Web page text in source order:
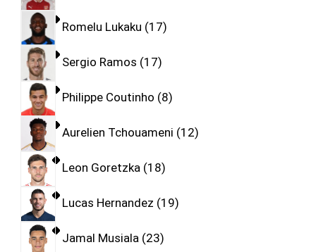
Romelu Lukaku 17
Sergio Ramos 17
Philippe Coutinho 8
Aurelien Tchouameni 12
Leon Goretzka 18
Lucas Hernandez 19
Jamal Musiala 23